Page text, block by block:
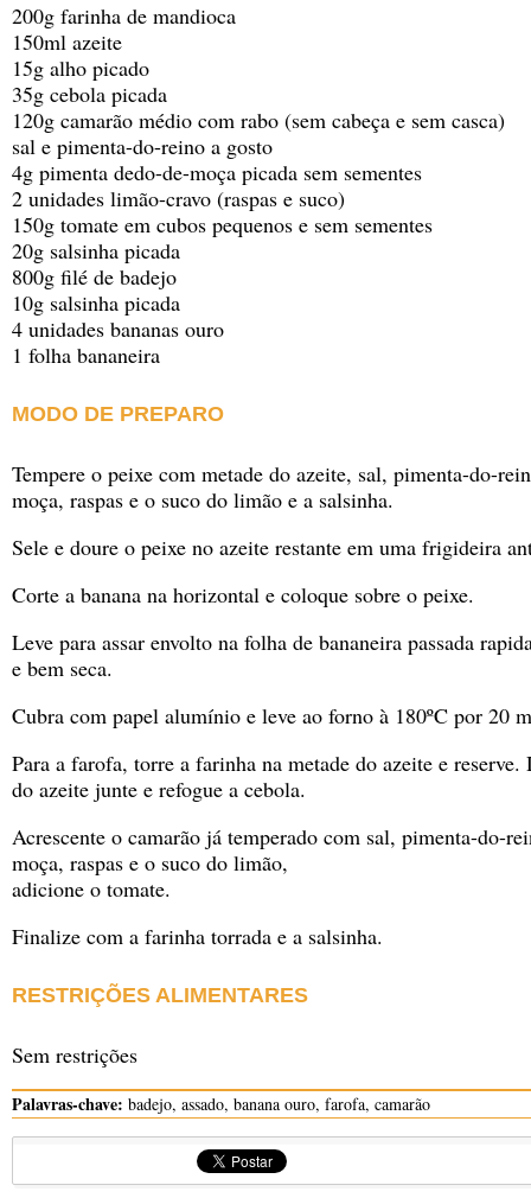
200g farinha de mandioca
150ml azeite
15g alho picado
35g cebola picada
120g camarão médio com rabo (sem cabeça e sem casca)
sal e pimenta-do-reino a gosto
4g pimenta dedo-de-moça picada sem sementes
2 unidades limão-cravo (raspas e suco)
150g tomate em cubos pequenos e sem sementes
20g salsinha picada
800g filé de badejo
10g salsinha picada
4 unidades bananas ouro
1 folha bananeira
MODO DE PREPARO
Tempere o peixe com metade do azeite, sal, pimenta-do-
moça, raspas e o suco do limão e a salsinha.
Sele e doure o peixe no azeite restante em uma frigideira
Corte a banana na horizontal e coloque sobre o peixe.
Leve para assar envolto na folha de bananeira passada
e bem seca.
Cubra com papel alumínio e leve ao forno à 180ºC por 20
Para a farofa, torre a farinha na metade do azeite e
do azeite junte e refogue a cebola.
Acrescente o camarão já temperado com sal, pimenta-do-
moça, raspas e o suco do limão,
adicione o tomate.
Finalize com a farinha torrada e a salsinha.
RESTRIÇÕES ALIMENTARES
Sem restrições
Palavras-chave: badejo, assado, banana ouro, farofa, camarão